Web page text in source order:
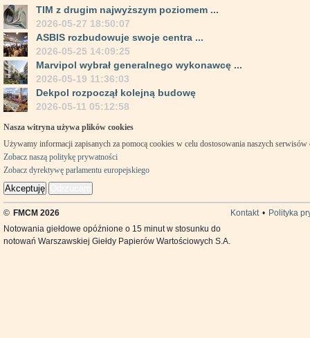
TIM z drugim najwyższym poziomem ...
2026-05-27 18:50:07
ASBIS rozbudowuje swoje centra ...
2026-05-25 14:09:25
Marvipol wybrał generalnego wykonawcę ...
2026-05-19 11:36:03
Dekpol rozpoczął kolejną budowę
2026-05-11 05:12:58
Nasza witryna używa plików cookies
Używamy informacji zapisanych za pomocą cookies w celu dostosowania naszych
Zobacz naszą politykę prywatności
Zobacz dyrektywę parlamentu europejskiego
Akceptuję
© FMCM 2026 Kontakt • Polityka
Notowania giełdowe opóźnione o 15 minut w stosunku do
notowań Warszawskiej Giełdy Papierów Wartościowych S.A.